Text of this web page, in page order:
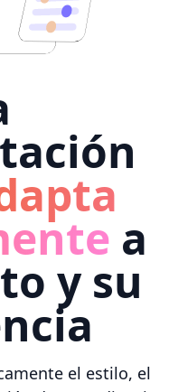
a
y su
el estilo, el